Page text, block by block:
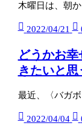
木曜日は、朝
2022/04/21
どうかお
きたいと思
最近、〈バガ
2022/04/04